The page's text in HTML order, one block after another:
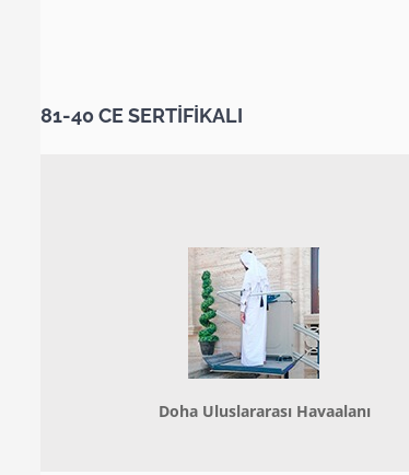
81-40 CE SERTİFİKALI
DohaUluslararası Havaalanı